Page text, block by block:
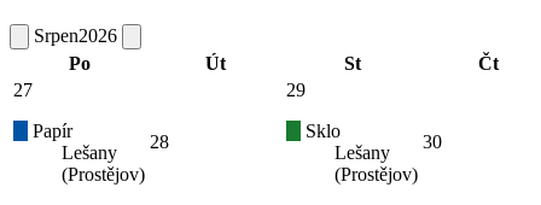
Srpen2026
Po
Út St
Čt
27
Papír
Lešany
(Prostějov)
28
29
Sklo
Lešany
(Prostějov)
30